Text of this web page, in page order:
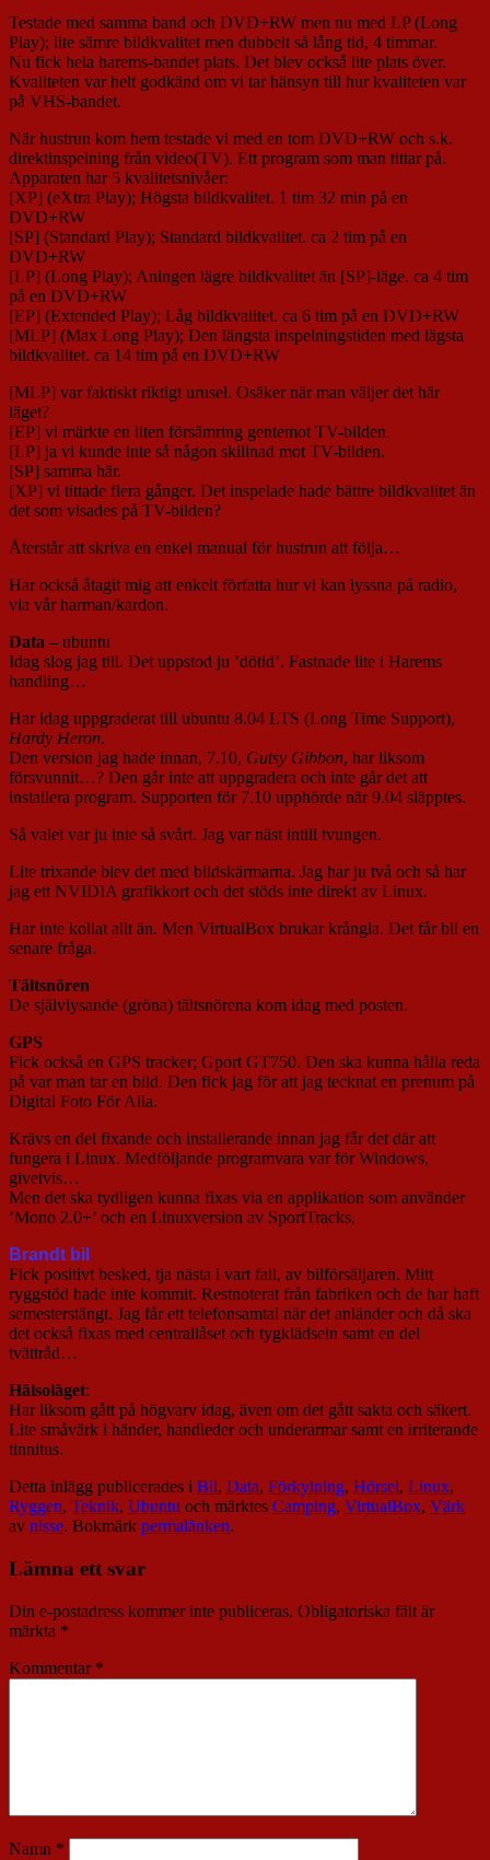
Testade med samma band och DVD+RW men nu med LP (Long
Play); lite sämre bildkvalitet men dubbelt så lång tid, 4 timmar.
Nu fick hela harems-bandet plats. Det blev också lite plats över.
Kvaliteten var helt godkänd om vi tar hänsyn till hur kvaliteten var
på VHS-bandet.
När hustrun kom hem testade vi med en tom DVD+RW och s.k.
direktinspelning från video(TV). Ett program som man tittar på.
Apparaten har 5 kvalitetsnivåer:
[XP] (eXtra Play); Högsta bildkvalitet. 1 tim 32 min på en
DVD+RW
[SP] (Standard Play); Standard bildkvalitet. ca 2 tim på en
DVD+RW
[LP] (Long Play); Aningen lägre bildkvalitet än [SP]-läge. ca 4 tim
på en DVD+RW
[EP] (Extended Play); Låg bildkvalitet. ca 6 tim på en DVD+RW
[MLP] (Max Long Play); Den längsta inspelningstiden med lägsta
bildkvalitet. ca 14 tim på en DVD+RW
[MLP] var faktiskt riktigt urusel. Osäker när man väljer det här
läget?
[EP] vi märkte en liten försämring gentemot TV-bilden.
[LP] ja vi kunde inte så någon skillnad mot TV-bilden.
[SP] samma här.
[XP] vi tittade flera gånger. Det inspelade hade bättre bildkvalitet än
det som visades på TV-bilden?
Återstår att skriva en enkel manual för hustrun att följa…
Har också åtagit mig att enkelt författa hur vi kan lyssna på radio,
via vår harman/kardon.
Data – ubuntu
Idag slog jag till. Det uppstod ju ’dötid’. Fastnade lite i Harems
handling…
Har idag uppgraderat till ubuntu 8.04 LTS (Long Time Support),
Hardy Heron.
Den version jag hade innan, 7.10, Gutsy Gibbon, har liksom
försvunnit…? Den går inte att uppgradera och inte går det att
installera program. Supporten för 7.10 upphörde när 9.04 släpptes.
Så valet var ju inte så svårt. Jag var näst intill tvungen.
Lite trixande blev det med bildskärmarna. Jag har ju två och så har
jag ett NVIDIA grafikkort och det stöds inte direkt av Linux.
Har inte kollat allt än. Men VirtualBox brukar krångla. Det får bli en
senare fråga.
Tältsnören
De självlysande (gröna) tältsnörena kom idag med posten.
GPS
Fick också en GPS tracker; Gport GT750. Den ska kunna hålla reda
på var man tar en bild. Den fick jag för att jag tecknat en prenum på
Digital Foto För Alla.
Krävs en del fixande och installerande innan jag får det där att
fungera i Linux. Medföljande programvara var för Windows,
givetvis…
Men det ska tydligen kunna fixas via en applikation som använder
’Mono 2.0+’ och en Linuxversion av SportTracks.
Brandt bil
Fick positivt besked, tja nästa i vart fall, av bilförsäljaren. Mitt
ryggstöd hade inte kommit. Restnoterat från fabriken och de har haft
semesterstängt. Jag får ett telefonsamtal när det anländer och då ska
det också fixas med centrallåset och tygklädseln samt en del
tvättråd…
Hälsoläget:
Har liksom gått på högvarv idag, även om det gått sakta och säkert.
Lite småvärk i händer, handleder och underarmar samt en irriterande
tinnitus.
Detta inlägg publicerades i Bil, Data, Förkylning, Hörsel, Linux,
Ryggen, Teknik, Ubuntu och märktes Camping, VirtualBox, Värk
av nisse. Bokmärk permalänken.
Lämna ett svar
Din e-postadress kommer inte publiceras. Obligatoriska fält är
märkta *
Kommentar *
Namn *